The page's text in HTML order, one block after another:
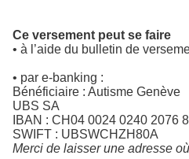
Ce versement peut se faire
• à l’aide du bulletin de
• par e-banking :
Bénéficiaire : Autisme Genève
UBS SA
IBAN : CH04 0024 0240 2076
SWIFT : UBSWCHZH80A
Merci de laisser une adresse